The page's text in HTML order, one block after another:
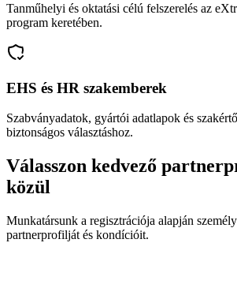
Tanműhelyi és oktatási célú felszerelés az
program keretében.
EHS és HR szakemberek
Szabványadatok, gyártói adatlapok és
biztonságos választáshoz.
Válasszon kedvező
közül
Munkatársunk a regisztrációja alapján
partnerprofilját és kondícióit.